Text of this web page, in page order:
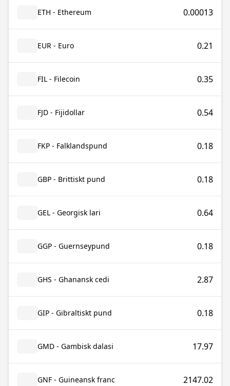
ETH - Ethereum 0.00013
EUR - Euro 0.21
FIL - Filecoin 0.35
FJD - Fijidollar 0.54
FKP - Falklandspund 0.18
GBP - Brittiskt pund 0.18
GEL - Georgisk lari 0.64
GGP - Guernseypund 0.18
GHS - Ghanansk cedi 2.87
GIP - Gibraltiskt pund 0.18
GMD - Gambisk dalasi 17.97
GNF - Guineansk franc 2147.02